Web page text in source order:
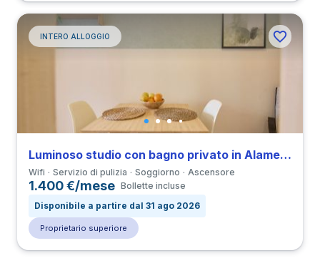
INTERO ALLOGGIO
Luminoso studio con bagno privato in Alameda vicino a all’Università IST
Wifi Servizio di pulizia Soggiorno Ascensore
1.400 €/mese Bollette incluse
Disponibile a partire dal 31 ago 2026
Proprietario superiore